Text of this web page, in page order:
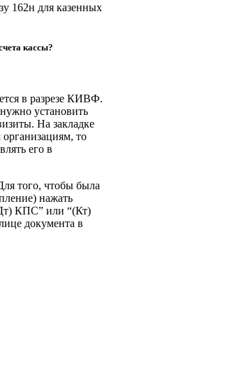
162н для казенных
кассы?
в разрезе КИВФ.
установить
На закладке
то
его в
того, чтобы была
нажать
КПС” или “(Кт)
документа в